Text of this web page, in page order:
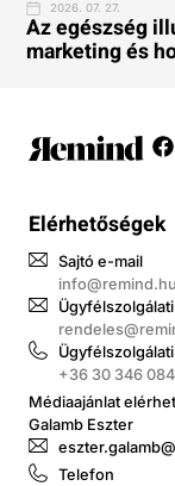
2026. 07. 27.
Az egészség
marketing és
Elérhetőségek
Sajtó e-mail
info@remind.hu
+36 30 346
Médiaajánlat
Galamb Eszter
Telefon